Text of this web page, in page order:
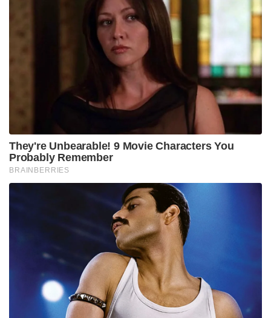
They're Unbearable! 9 Movie Characters You
Probably Remember
BRAINBERRIES